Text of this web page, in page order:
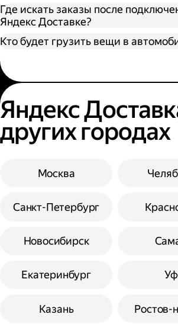
Где искать заказы после
Яндекс Доставке?
Кто будет грузить вещи в
Яндекс
других городах
Москва
Санкт-Петербург
Новосибирск
Екатеринбург
Казань Ростов-